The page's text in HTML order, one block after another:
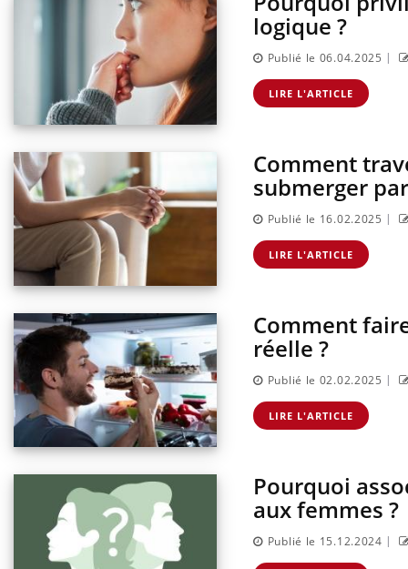
logique ?
Publié le 06.04.2025 |
LIRE L'ARTICLE
Comment
submerger
Publié le 16.02.2025 |
LIRE L'ARTICLE
Comment
réelle ?
Publié le 02.02.2025 |
LIRE L'ARTICLE
Pourquoi
aux femmes ?
Publié le 15.12.2024 |
:
à aborder...
des questions
montrer ...
Youtube
Carence en fer : comprendre pour
Youtube
Fatigue, irritabilité, brouillard mental ou
même alopécie… Les symptômes de la
carence en fer sont multiples ce qui la rend
...